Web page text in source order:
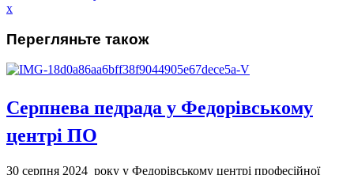
x
Перегляньте також
Серпнева педрада у Федорівському
центрі ПО
30 серпня 2024 року у Федорівському центрі професійної